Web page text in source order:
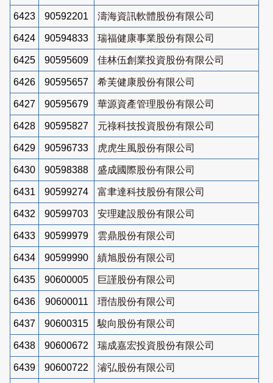
6423 90592201 濤海資訊軟體股份有限公司
6424 90594833 瑞福健康事業股份有限公司
6425 90595609 佳林伍創業投資股份有限公司
6426 90595657 希芙健康股份有限公司
6427 90595679 華源資產管理股份有限公司
6428 90595827 元祿科技投資股份有限公司
6429 90596733 虎虎生風股份有限公司
6430 90598388 盛成國際股份有限公司
6431 90599274 富聿達科技股份有限公司
6432 90599703 安理建設股份有限公司
6433 90599979 雲鼎股份有限公司
6434 90599990 績旭股份有限公司
6435 90600005 巨謹股份有限公司
6436 90600011 瑨佶股份有限公司
6437 90600315 駿向股份有限公司
6438 90600672 瑞成嘉宏投資股份有限公司
6439 90600722 濬弘股份有限公司